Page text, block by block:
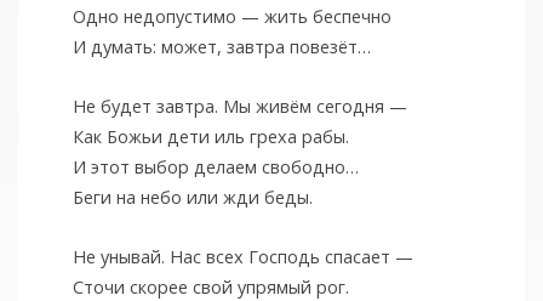
Одно недопустимо — жить беспечно
И думать: может, завтра повезёт…
Не будет завтра. Мы живём сегодня —
Как Божьи дети иль греха рабы.
И этот выбор делаем свободно…
Беги на небо или жди беды.
Не унывай. Нас всех Господь спасает —
Сточи скорее свой упрямый рог.